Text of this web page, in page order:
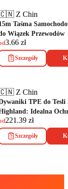
Z Chin
Taśma
Wiązek Przewodów
3.66zł
Szczegóły
Z Chin
TPE do Tesli
Idealna
221.39zł
Szczegóły